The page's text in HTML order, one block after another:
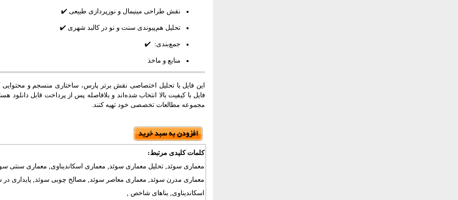
نقش طراحی مینیمال و نورپردازی طبیعی ✔️
تحلیل هم‌پیوندی سنت و نو در کالبد شهری ✔️
جمع‌بندی: ✔️
منابع و ماخذ
این فایل با تحلیل اختصاصی نقش برتر پارس، ساختاری منسجم و
فایل با کیفیت بالا انتخاب شده‌اند و بلافاصله پس از پرداخت قابل دانلود
مجموعه مطالعات تخصصی خود تهیه کنند.
کلمات کلیدی مرتبط:
معماری سوئد, تحلیل معماری سوئد, معماری اسکاندیناوی, معماری سنتی
معماری مدرن سوئد, معماری معاصر سوئد, مصالح چوبی سوئد, پایداری
اسکاندیناوی, بناهای شاخص ,